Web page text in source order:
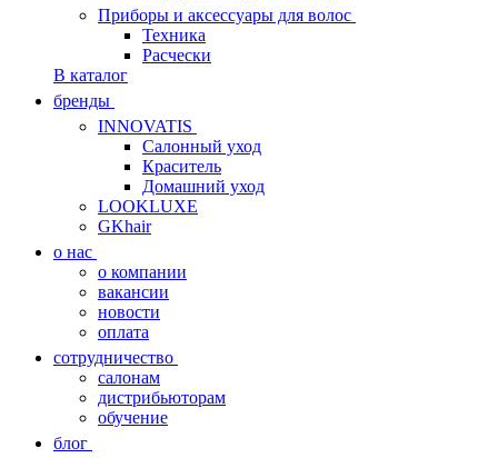
Приборы и аксессуары для волос
Техника
Расчески
В каталог
бренды
INNOVATIS
Cалонный уход
Краситель
Домашний уход
LOOKLUXE
GKhair
о нас
о компании
вакансии
новости
оплата
сотрудничество
салонам
дистрибьюторам
обучение
блог